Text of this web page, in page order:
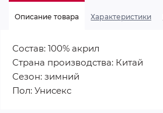
Описание товара Характеристики
Состав: 100% акрил
Страна производства: Китай
Сезон: зимний
Пол: Унисекс